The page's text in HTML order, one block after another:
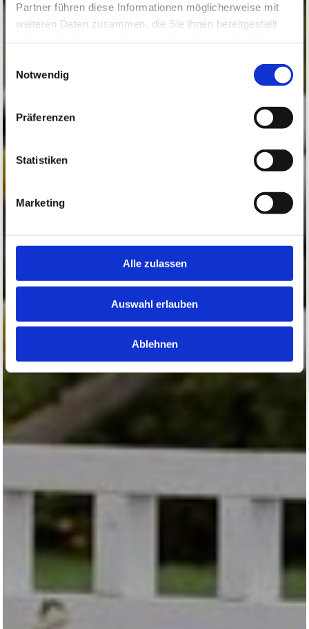
Partner führen diese Informationen möglicherweise mit
weiteren Daten zusammen, die Sie ihnen bereitgestellt
Notwendig
Präferenzen
Statistiken
Marketing
Alle zulassen
Auswahl erlauben
Ablehnen